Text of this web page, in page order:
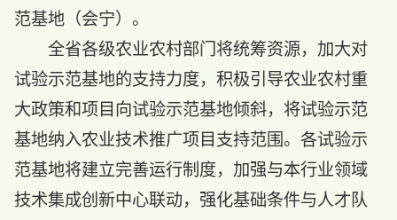
范基地（会宁）。
全省各级农业农村部门将统筹资源，加大对
试验示范基地的支持力度，积极引导农业农村重
大政策和项目向试验示范基地倾斜，将试验示范
基地纳入农业技术推广项目支持范围。各试验示
范基地将建立完善运行制度，加强与本行业领域
技术集成创新中心联动，强化基础条件与人才队